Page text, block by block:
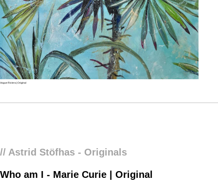
Vogue Riviera | Original
// Astrid Stöfhas - Originals
Who am I - Marie Curie | Original